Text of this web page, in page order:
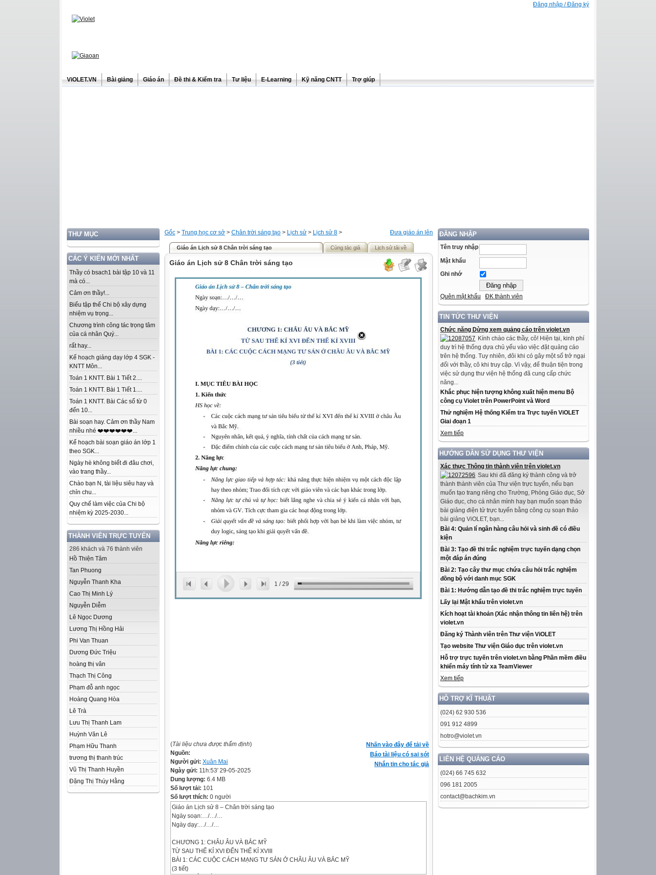
Đăng nhập / Đăng ký
ViOLET.VN Bài giảng Giáo án Đề thi & Kiểm tra Tư liệu E-Learning Kỹ năng CNTT Trợ giúp
THƯ MỤC
CÁC Ý KIẾN MỚI NHẤT
Thầy có bsach1 bài tập 10 và 11
mà có...
Cảm ơn thầy!...
Biểu tập thể Chi bộ xây dựng
nhiệm vụ trọng...
Chương trình công tác trọng tâm
của cá nhân Quý...
rất hay...
Kế hoạch giảng dạy lớp 4 SGK -
KNTT Môn...
Toán 1 KNTT. Bài 1 Tiết 2....
Toán 1 KNTT. Bài 1 Tiết 1....
Toán 1 KNTT. Bài Các số từ 0
đến 10...
Bài soạn hay. Cảm ơn thầy Nam
nhiều nhé ❤️❤️❤️❤️❤️❤️...
Kế hoạch bài soạn giáo án lớp 1
theo SGK...
Ngày hè không biết đi đâu chơi,
vào trang thầy...
Chào bạn N, tài liệu siêu hay và
chỉn chu...
Quy chế làm việc của Chi bộ
nhiệm kỳ 2025-2030...
THÀNH VIÊN TRỰC TUYẾN
286 khách và 76 thành viên
Hồ Thiện Tâm
Tan Phuong
Nguyễn Thanh Kha
Cao Thị Minh Lý
Nguyễn Diễm
Lê Ngọc Dương
Lương Thị Hồng Hải
Phi Van Thuan
Dương Đức Triệu
hoàng thị vân
Thạch Thị Công
Phạm đỗ anh ngọc
Hoàng Quang Hòa
Lê Trà
Lưu Thị Thanh Lam
Huỳnh Văn Lê
Phạm Hữu Thanh
trương thị thanh trúc
Vũ Thị Thanh Huyền
Đặng Thị Thúy Hằng
ĐĂNG NHẬP
Tên truy nhập
Mật khẩu
Ghi nhớ
Quên mật khẩu ĐK thành viên
TIN TỨC THƯ VIỆN
Chức năng Dừng xem quảng cáo trên violet.vn
Kính chào các thầy, cô! Hiện tại, kinh phí
duy trì hệ thống dựa chủ yếu vào việc đặt quảng cáo
trên hệ thống. Tuy nhiên, đôi khi có gây một số trở ngại
đối với thầy, cô khi truy cập. Vì vậy, để thuận tiện trong
việc sử dụng thư viện hệ thống đã cung cấp chức
năng...
Khắc phục hiện tượng không xuất hiện menu Bộ
công cụ Violet trên PowerPoint và Word
Thử nghiệm Hệ thống Kiểm tra Trực tuyến ViOLET
Giai đoạn 1
Xem tiếp
HƯỚNG DẪN SỬ DỤNG THƯ VIỆN
Xác thực Thông tin thành viên trên violet.vn
Sau khi đã đăng ký thành công và trở
thành thành viên của Thư viện trực tuyến, nếu bạn
muốn tạo trang riêng cho Trường, Phòng Giáo dục, Sở
Giáo dục, cho cá nhân mình hay bạn muốn soạn thảo
bài giảng điện tử trực tuyến bằng công cụ soạn thảo
bài giảng ViOLET, bạn...
Bài 4: Quản lí ngân hàng câu hỏi và sinh đề có điều
kiện
Bài 3: Tạo đề thi trắc nghiệm trực tuyến dạng chọn
một đáp án đúng
Bài 2: Tạo cây thư mục chứa câu hỏi trắc nghiệm
đồng bộ với danh mục SGK
Bài 1: Hướng dẫn tạo đề thi trắc nghiệm trực tuyến
Lấy lại Mật khẩu trên violet.vn
Kích hoạt tài khoản (Xác nhận thông tin liên hệ) trên
violet.vn
Đăng ký Thành viên trên Thư viện ViOLET
Tạo website Thư viện Giáo dục trên violet.vn
Hỗ trợ trực tuyến trên violet.vn bằng Phần mềm điều
khiển máy tính từ xa TeamViewer
Xem tiếp
HỖ TRỢ KĨ THUẬT
(024) 62 930 536
091 912 4899
hotro@violet.vn
LIÊN HỆ QUẢNG CÁO
(024) 66 745 632
096 181 2005
contact@bachkim.vn
Đưa giáo án lên
Gốc > Trung học cơ sở > Chân trời sáng tạo > Lịch sử > Lịch sử 8 >
Giáo án Lịch sử 8 Chân trời sáng tạo Cùng tác giả Lịch sử tải về
Giáo án Lịch sử 8 Chân trời sáng tạo
1 /29
Nhấn vào đây để tải về
Báo tài liệu có sai sót
Nhắn tin cho tác giả
(Tài liệu chưa được thẩm định)
Nguồn:
Người gửi: Xuân Mai
Ngày gửi: 11h:53' 29-05-2025
Dung lượng: 6.4 MB
Số lượt tải: 101
Số lượt thích: 0 người
Giáo án Lịch sử 8 – Chân trời sáng tạo
Ngày soạn:…/…/…
Ngày dạy:…/…/…
CHƯƠNG 1: CHÂU ÂU VÀ BẮC MỸ
TỪ SAU THẾ KỈ XVI ĐẾN THẾ KỈ XVIII
BÀI 1: CÁC CUỘC CÁCH MẠNG TƯ SẢN Ở CHÂU ÂU VÀ BẮC MỸ
(3 tiết)